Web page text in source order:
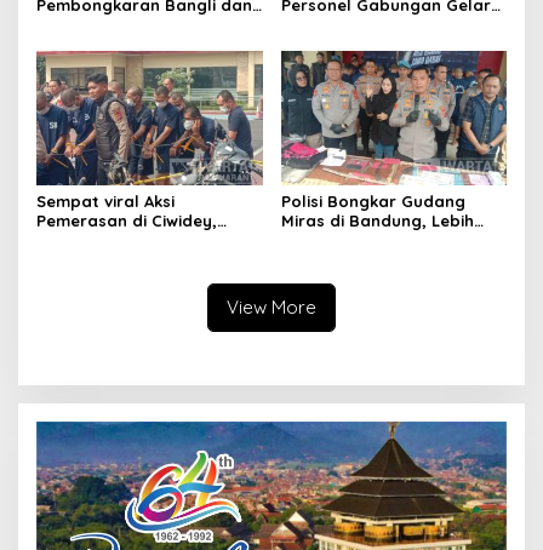
Pembongkaran Bangli dan
Personel Gabungan Gelar
Sempat viral Aksi
Pemerasan di Ciwidey,
Polisi Bongkar Gudang
Miras di Bandung, Lebih
View More